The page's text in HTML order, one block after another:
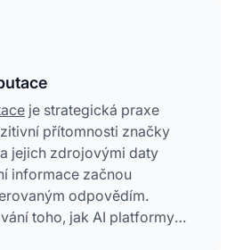
je strategická praxe
přítomnosti značky
jejich zdrojovými daty
informace začnou
odpovědím.
toho, jak AI platformy